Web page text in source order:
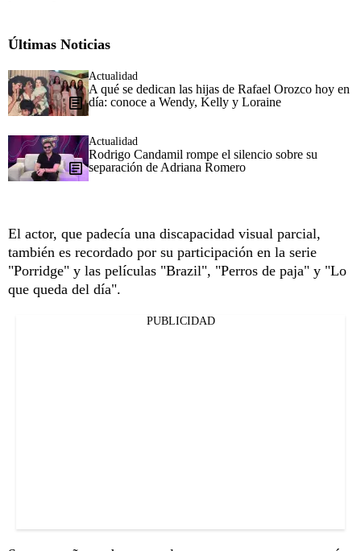
Últimas Noticias
Actualidad
A qué se dedican las hijas de Rafael Orozco hoy en
día: conoce a Wendy, Kelly y Loraine
Actualidad
Rodrigo Candamil rompe el silencio sobre su
separación de Adriana Romero
El actor, que padecía una discapacidad visual parcial,
también es recordado por su participación en la serie
"Porridge" y las películas "Brazil", "Perros de paja" y "Lo
que queda del día".
PUBLICIDAD